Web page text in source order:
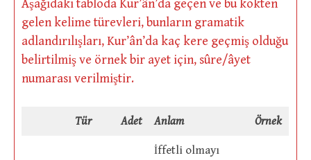
Aşağıdaki tabloda Kur’ân’da geçen ve bu kökten
gelen kelime türevleri, bunların gramatik
adlandırılışları, Kur’ân’da kaç kere geçmiş olduğu
belirtilmiş ve örnek bir ayet için, sûre/âyet
numarası verilmiştir.
Tür Adet Anlam Örnek
İffetli olmayı